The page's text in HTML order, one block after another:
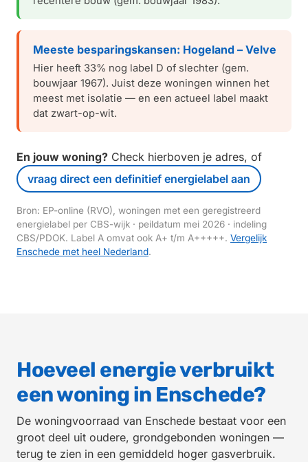
Meeste besparingskansen: Hogeland – Velve
Hier heeft 33% nog label D of slechter (gem.
bouwjaar 1967). Juist deze woningen winnen het
meest met isolatie — en een actueel label maakt
dat zwart-op-wit.
En jouw woning? Check hierboven je adres, of
vraag direct een definitief energielabel aan
Bron: EP-online (RVO), woningen met een geregistreerd
energielabel per CBS-wijk · peildatum mei 2026 · indeling
CBS/PDOK. Label A omvat ook A+ t/m A+++++. Vergelijk
Enschede met heel Nederland.
Hoeveel energie verbruikt
een woning in Enschede?
De woningvoorraad van Enschede bestaat voor een
groot deel uit oudere, grondgebonden woningen —
terug te zien in een gemiddeld hoger gasverbruik.